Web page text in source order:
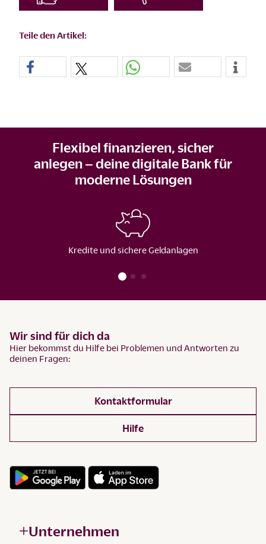
Teile den Artikel:
Flexibel finanzieren, sicher
anlegen – deine digitale Bank für
moderne Lösungen
Kredite und sichere Geldanlagen
Wir sind für dich da
Hier bekommst du Hilfe bei Problemen und Antworten zu
deinen Fragen:
Kontaktformular
Hilfe
Unternehmen